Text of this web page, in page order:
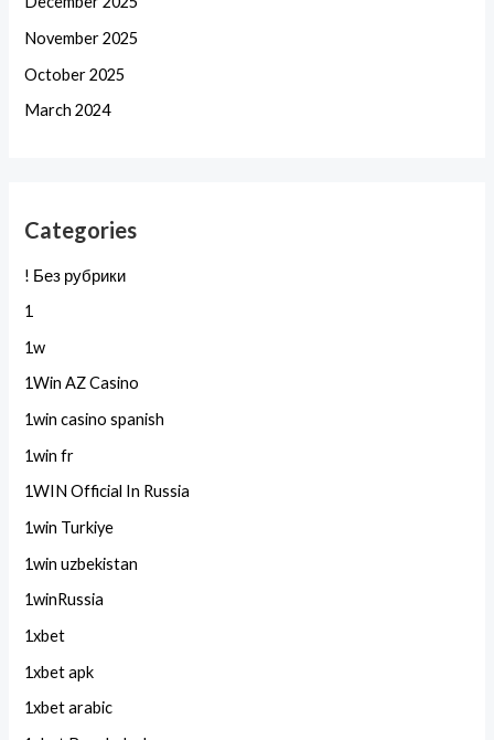
November 2025
October 2025
March 2024
Categories
! Без рубрики
1
1w
1Win AZ Casino
1win casino spanish
1win fr
1WIN Official In Russia
1win Turkiye
1win uzbekistan
1winRussia
1xbet
1xbet apk
1xbet arabic